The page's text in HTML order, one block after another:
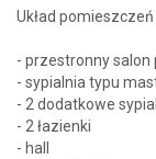
Układ pomieszczeń
- przestronny salon
- sypialnia typu
- 2 dodatkowe
- 2 łazienki
- hall